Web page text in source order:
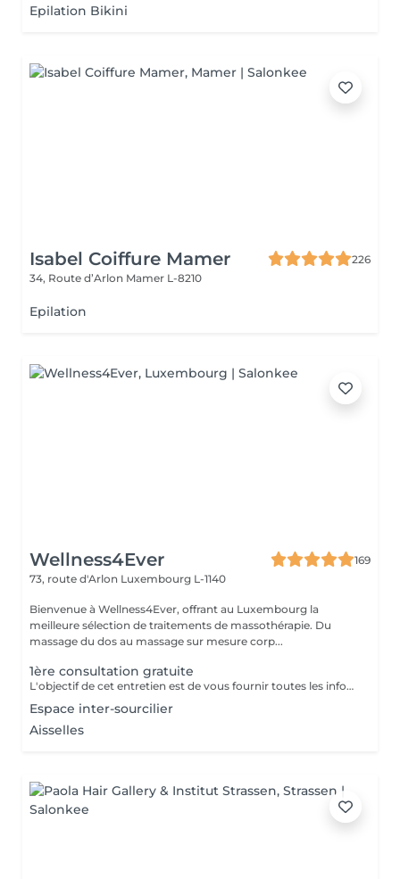
Epilation Bikini
Isabel Coiffure Mamer
226
34, Route d’Arlon Mamer L-8210
Epilation
Wellness4Ever
169
73, route d'Arlon Luxembourg L-1140
Bienvenue à Wellness4Ever, offrant au Luxembourg la
meilleure sélection de traitements de massothérapie. Du
massage du dos au massage sur mesure corp...
1ère consultation gratuite
L'objectif de cet entretien est de vous fournir toutes les informations concernant votre protocole d'épilation laser mais également d'avoir les renseignements médicaux nécessaire pour pratiquer le laser. Si vous disposez d'un ordonnance médicale et/ou d'un traitement médicamenteux nous vous demandons de les apporter lors de votre 1er RDV.
Espace inter-sourcilier
Aisselles